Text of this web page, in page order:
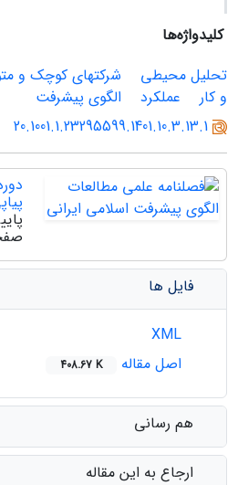
کلیدواژه‌ها
تحلیل محیطی
شرکتهای کوچک و
و کار
عملکرد
الگوی پیشرفت
20.1001.1.23295599.1401.10.3.13.1
پاییز
فایل ها
اصل مقاله
408.67 K
هم رسانی
ارجاع به این مقاله